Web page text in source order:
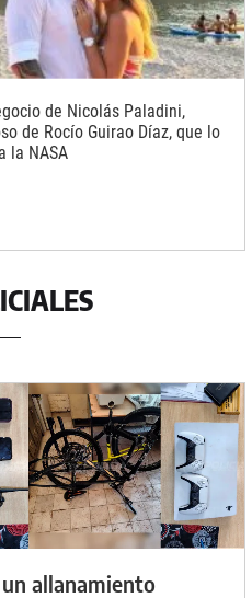
de Nicolás Paladini,
de Rocío Guirao Díaz, que lo
la NASA
un allanamiento